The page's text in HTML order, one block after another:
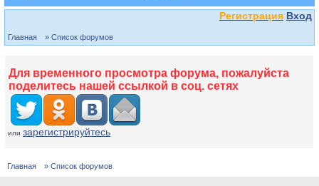
Регистрация Вход
Главная » Список форумов
Для временного просмотра форума, пожалуйста
поделитесь нашей ссылкой в соц. сетях
или зарегистрируйтесь
Главная » Список форумов